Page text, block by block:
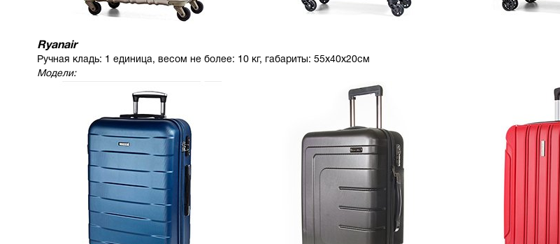
Ryanair
Ручная кладь: 1 единица, весом не более: 10 кг, габариты: 55x40x20см
Модели: